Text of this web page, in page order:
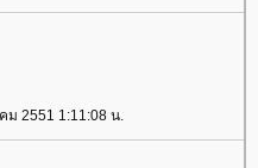
2551 1:11:08 น.